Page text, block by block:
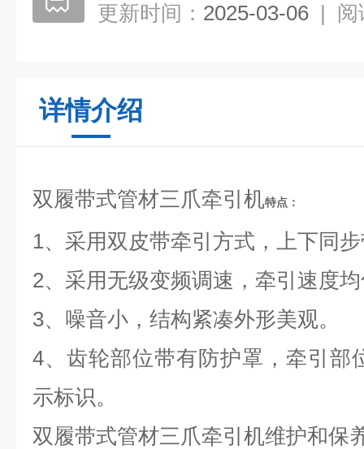
更新时间： 2025-03-06 | 阅
详情介绍
双履带式管材三爪牵引机特点：
1、采用双皮带牵引方式，上下同
2、采用无级变频调速，牵引速度
3、噪音小，结构紧凑外形美观。
4、齿轮部位带有防护罩，牵引部
示标识。
双履带式管材三爪牵引机维护和保